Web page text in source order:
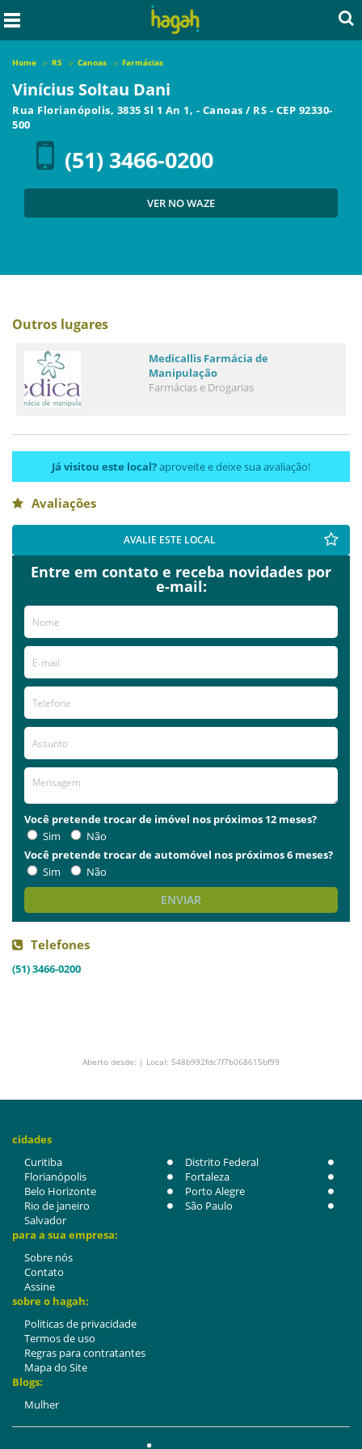
Home RS Canoas Farmácias
Vinícius Soltau Dani
Rua Florianópolis, 3835 Sl 1 An 1, - Canoas / RS - CEP 92330-
500
(51) 3466-0200
VER NO WAZE
Outros lugares
Medicallis Farmácia de
Manipulação
Farmácias e Drogarias
Já visitou este local?aproveite e deixe sua avaliação!
Avaliações
AVALIE ESTE LOCAL
Entre em contato e receba novidades por
e-mail:
Você pretende trocar de imóvel nos próximos 12 meses?
Sim
Não
Você pretende trocar de automóvel nos próximos 6 meses?
Sim
Não
ENVIAR
Telefones
(51) 3466-0200
Aberto desde: | Local: 548b992fdc7f7b068615bf99
cidades
Curitiba
Distrito Federal
Florianópolis
Fortaleza
Belo Horizonte
Porto Alegre
Rio de janeiro
São Paulo
Salvador
para a sua empresa:
Sobre nós
Contato
Assine
sobre o hagah:
Politicas de privacidade
Termos de uso
Regras para contratantes
Mapa do Site
Blogs:
Mulher